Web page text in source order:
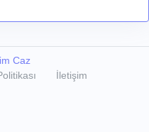
Caz
İletişim